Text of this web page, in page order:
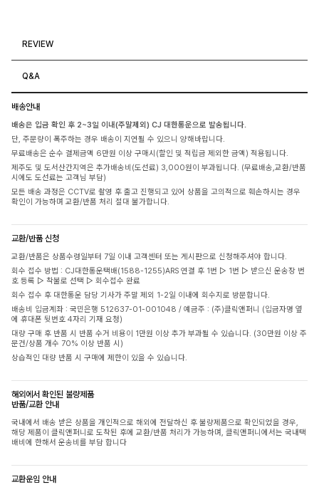
REVIEW
Q&A
배송안내
배송은 입금 확인 후 2~3일 이내(주말제외) CJ 대한통운으로 발송됩니다.
단, 주문량이 폭주하는 경우 배송이 지연될 수 있으니 양해바랍니다.
무료배송은 순수 결제금액 6만원 이상 구매시(할인 및 적립금 제외한 금액) 적용됩니다.
제주도 및 도서산간지역은 추가배송비(도선료) 3,000원이 부과됩니다. (무료배송,교환/반품
시에도 도선료는 고객님 부담)
모든 배송 과정은 CCTV로 촬영 후 출고 진행되고 있어 상품을 고의적으로 훼손하시는 경우
확인이 가능하며 교환/반품 처리 절대 불가합니다.
교환/반품 신청
교환/반품은 상품수령일부터 7일 이내 고객센터 또는 게시판으로 신청해주셔야 합니다.
회수 접수 방법 : CJ대한통운택배(1588-1255)ARS 연결 후 1번 ▷ 1번 ▷ 받으신 운송장 번
호 등록 ▷ 착불로 선택 ▷ 회수접수 완료
회수 접수 후 대한통운 담당 기사가 주말 제외 1-2일 이내에 회수지로 방문합니다.
배송비 입금계좌 : 국민은행 512637-01-001048 / 예금주 : (주)클릭앤퍼니 (입금자명 옆
에 휴대폰 뒷번호 4자리 기재 요청)
대량 구매 후 반품 시 반품 수거 비용이 1만원 이상 추가 부과될 수 있습니다. (30만원 이상 주
문건/상품 개수 70% 이상 반품 시)
상습적인 대량 반품 시 구매에 제한이 있을 수 있습니다.
해외에서 확인된 불량제품
반품/교환 안내
국내에서 배송 받은 상품을 개인적으로 해외에 전달하신 후 불량제품으로 확인되었을 경우,
해당 제품이 클릭앤퍼니로 도착된 후에 교환/반품 처리가 가능하며, 클릭앤퍼니에서는 국내택
배비에 한해서 운송비를 부담 합니다
교환운임 안내